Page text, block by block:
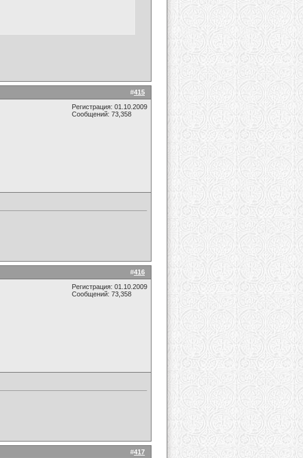
#415
Регистрация: 01.10.2009
Сообщений: 73,358
#416
Регистрация: 01.10.2009
Сообщений: 73,358
#417